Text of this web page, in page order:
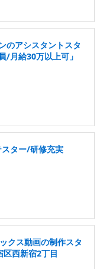
のアシスタントスタ
/月給30万以上可」
スター/研修充実
クス動画の制作スタ
西新宿2丁目